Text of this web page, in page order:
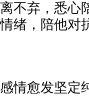
不弃，悉心
绪，陪他对
情愈发坚定